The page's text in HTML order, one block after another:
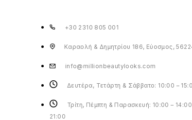
+30 2310 805 001
Καραολή & Δημητρίου 186, Εύοσμος,
info@millionbeautylooks.com
Δευτέρα, Τετάρτη & Σάββατο: 10:00 –
Τρίτη, Πέμπτη & Παρασκευή: 10:00 –
21:00